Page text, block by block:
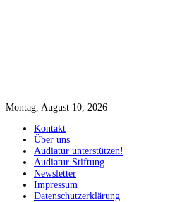
Montag, August 10, 2026
Kontakt
Über uns
Audiatur unterstützen!
Audiatur Stiftung
Newsletter
Impressum
Datenschutzerklärung